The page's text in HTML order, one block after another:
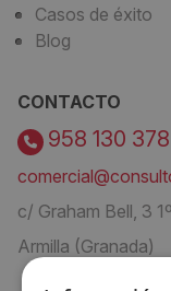
Casos de éxito
Blog
CONTACTO
958 130 378
c/ Graham Bell, 3
Armilla (Granada)